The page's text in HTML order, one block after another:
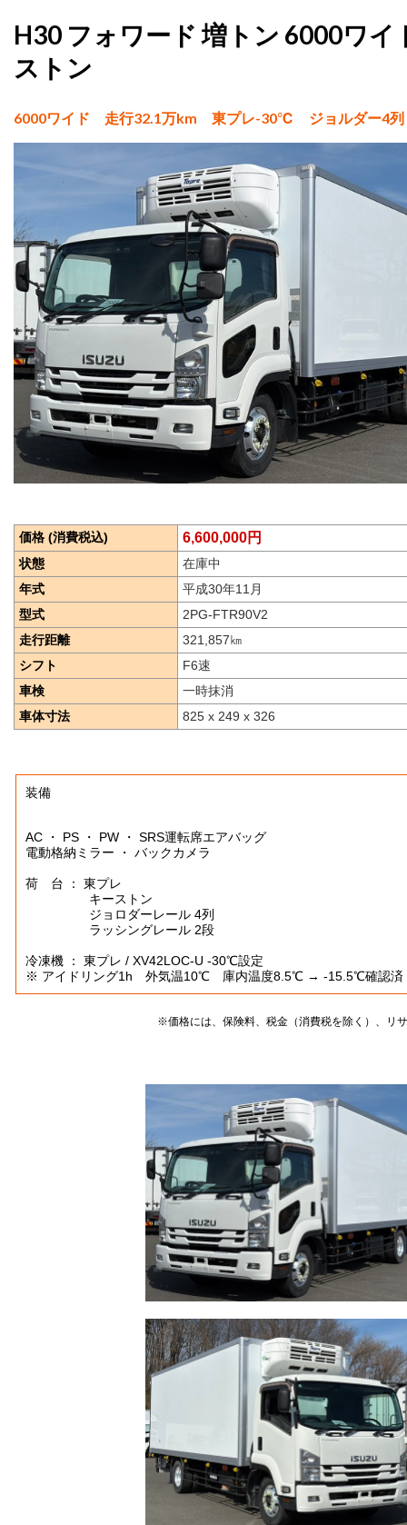
H30 フォワード 増トン 6000ワ
ストン
6000ワイド 走行32.1万km 東プレ-30℃ ジョルダー4
価格 (消費税込) 6,600,000円
状態
在庫中
年式
平成30年11月
型式
2PG-FTR90V2
走行距離
321,857㎞
シフト
F6速
車検
一時抹消
車体寸法
825 x 249 x 326
装備
AC ・ PS ・ PW ・ SRS運転席エアバッグ
電動格納ミラー ・ バックカメラ
荷 台 ： 東プレ
キーストン
ジョロダーレール 4列
ラッシングレール 2段
冷凍機 ： 東プレ / XV42LOC-U -30℃設定
※ アイドリング1h 外気温10℃ 庫内温度8.5℃ → -15.5℃確認済
※価格には、保険料、税金（消費税を除く）、リ